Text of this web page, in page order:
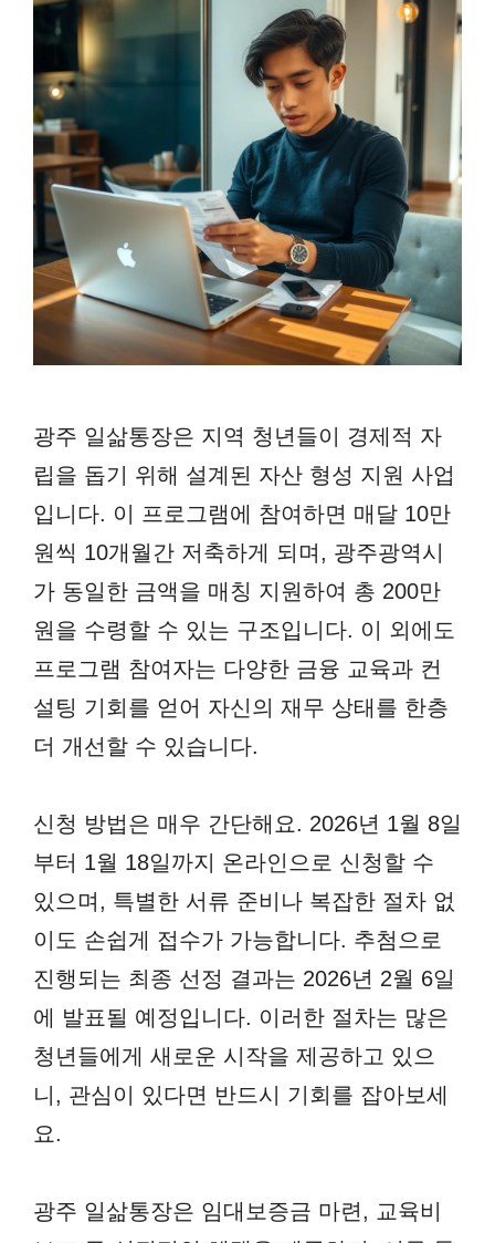
광주 일삶통장은 지역 청년들이 경제적 자
립을 돕기 위해 설계된 자산 형성 지원 사업
입니다. 이 프로그램에 참여하면 매달 10만
원씩 10개월간 저축하게 되며, 광주광역시
가 동일한 금액을 매칭 지원하여 총 200만
원을 수령할 수 있는 구조입니다. 이 외에도
프로그램 참여자는 다양한 금융 교육과 컨
설팅 기회를 얻어 자신의 재무 상태를 한층
더 개선할 수 있습니다.
신청 방법은 매우 간단해요. 2026년 1월 8일
부터 1월 18일까지 온라인으로 신청할 수
있으며, 특별한 서류 준비나 복잡한 절차 없
이도 손쉽게 접수가 가능합니다. 추첨으로
진행되는 최종 선정 결과는 2026년 2월 6일
에 발표될 예정입니다. 이러한 절차는 많은
청년들에게 새로운 시작을 제공하고 있으
니, 관심이 있다면 반드시 기회를 잡아보세
요.
광주 일삶통장은 임대보증금 마련, 교육비